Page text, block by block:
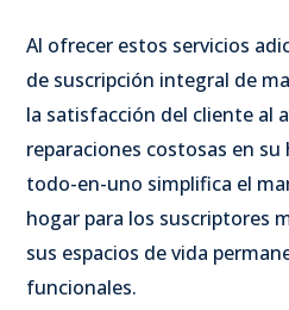
Al ofrecer estos servicios
de suscripción integral de
la satisfacción del cliente al
reparaciones costosas en
todo-en-uno simplifica el
hogar para los suscriptores
sus espacios de vida
funcionales.